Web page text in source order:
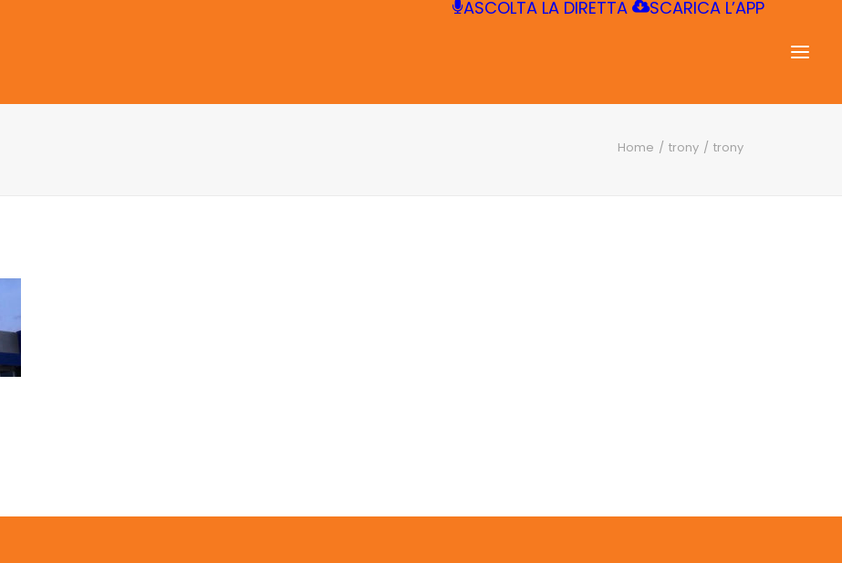
ASCOLTA LA DIRETTA SCARICA L’APP
Home trony trony